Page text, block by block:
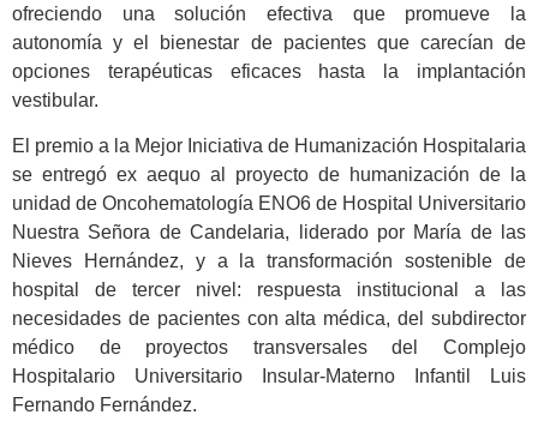
ofreciendo una solución efectiva que promueve la
autonomía y el bienestar de pacientes que carecían de
opciones terapéuticas eficaces hasta la implantación
vestibular.
El premio a la Mejor Iniciativa de Humanización Hospitalaria
se entregó ex aequo al proyecto de humanización de la
unidad de Oncohematología ENO6 de Hospital Universitario
Nuestra Señora de Candelaria, liderado por María de las
Nieves Hernández, y a la transformación sostenible de
hospital de tercer nivel: respuesta institucional a las
necesidades de pacientes con alta médica, del subdirector
médico de proyectos transversales del Complejo
Hospitalario Universitario Insular-Materno Infantil Luis
Fernando Fernández.